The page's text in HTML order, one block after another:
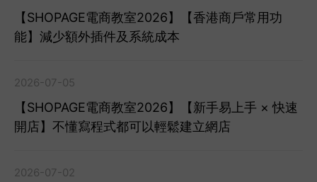
【SHOPAGE電商教室2026】【香港商戶常用功
能】減少額外插件及系統成本
2026-07-05
【SHOPAGE電商教室2026】【新手易上手 × 快速
開店】不懂寫程式都可以輕鬆建立網店
2026-07-02